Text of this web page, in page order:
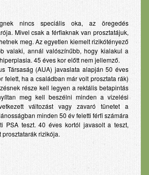
nincs speciális oka, az öregedés
Mivel csak a férfiaknak van prosztatájuk,
meg. Az egyetlen kiemelt rizikótényező
valaki, annál valószínűbb, hogy kialakul a
45 éves kor előtt nem jellemző.
Társaság (AUA) javaslata alapján 50 éves
felett, ha a családban már volt prosztata rák)
része kell legyen a rektális betapintás
meg kell beszélni minden a vizelési
változást vagy zavaró tünetet a
minden 50 év feletti férfi számára
PSA teszt. 40 éves kortól javasolt a teszt,
rizikója.